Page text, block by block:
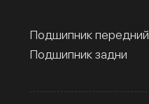
Подшипник передний
Подшипник задни